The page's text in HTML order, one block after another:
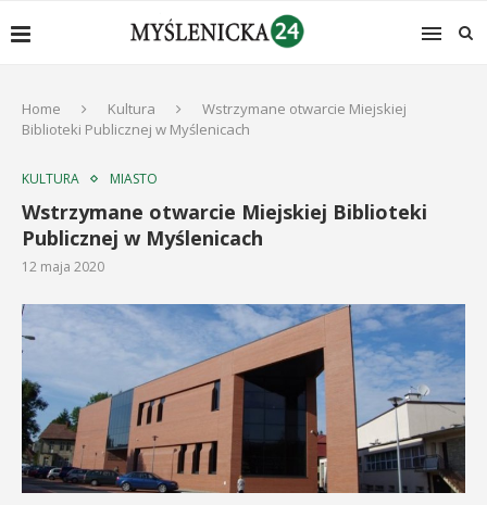
Home Kultura
Wstrzymane otwarcie Miejskiej
Biblioteki Publicznej w Myślenicach
KULTURA MIASTO
Wstrzymane otwarcie Miejskiej Biblioteki
Publicznej w Myślenicach
12 maja 2020